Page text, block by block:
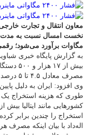
معاون انتقال و تجارت
مگاوات برآورد می‌شود؛
به گزارش پایگاه خبری
بیش
مصرف معادل ۴.۵ تا ۵ درصد از کل انرژی تولیدی کشور و حدود ۲۰ درصد از ناترازی برق را شامل می‌شود.
وی افزود: ایران به دلیل
استخراج را چندین برابر